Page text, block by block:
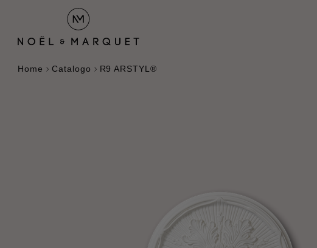
Home Catalogo R9 ARSTYL®